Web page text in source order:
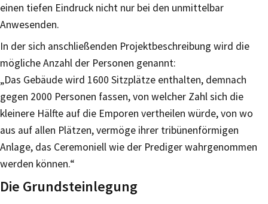
einen tiefen Eindruck nicht nur bei den unmittelbar
Anwesenden.
In der sich anschließenden Projektbeschreibung wird die
mögliche Anzahl der Personen genannt:
„Das Gebäude wird 1600 Sitzplätze enthalten, demnach
gegen 2000 Personen fassen, von welcher Zahl sich die
kleinere Hälfte auf die Emporen vertheilen würde, von wo
aus auf allen Plätzen, vermöge ihrer tribünenförmigen
Anlage, das Ceremoniell wie der Prediger wahrgenommen
werden können.“
Die Grundsteinlegung